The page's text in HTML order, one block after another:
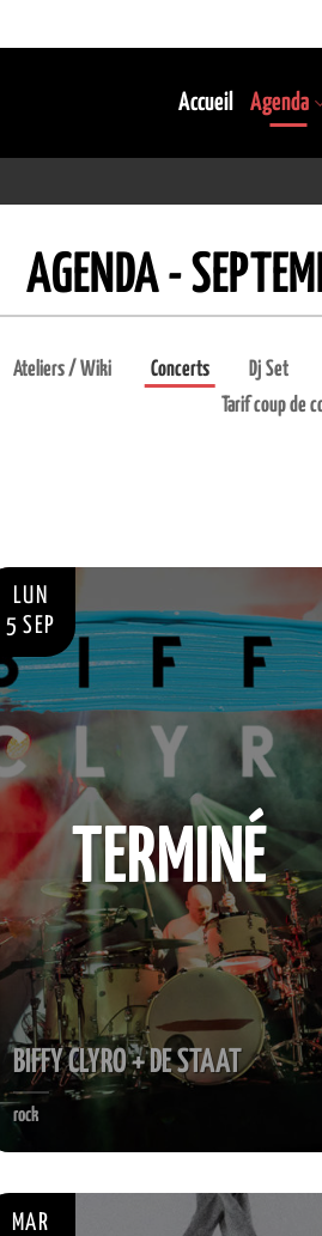
Accueil Agenda
AGENDA -
Ateliers / Wiki Concerts Dj Set
Tarif coup de
LUN
5 SEP
BIFFY CLYRO + DE STAAT
rock
TERMINÉ
MAR